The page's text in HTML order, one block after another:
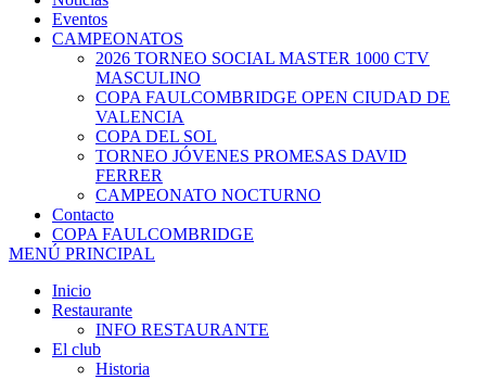
Eventos
CAMPEONATOS
2026 TORNEO SOCIAL MASTER 1000 CTV
MASCULINO
COPA FAULCOMBRIDGE OPEN CIUDAD DE
VALENCIA
COPA DEL SOL
TORNEO JÓVENES PROMESAS DAVID
FERRER
CAMPEONATO NOCTURNO
Contacto
COPA FAULCOMBRIDGE
MENÚ PRINCIPAL
Inicio
Restaurante
INFO RESTAURANTE
El club
Historia